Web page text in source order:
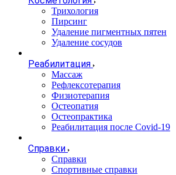
Трихология
Пирсинг
Удаление пигментных пятен
Удаление сосудов
Реабилитация
Массаж
Рефлексотерапия
Физиотерапия
Остеопатия
Остеопрактика
Реабилитация после Covid-19
Справки
Справки
Спортивные справки